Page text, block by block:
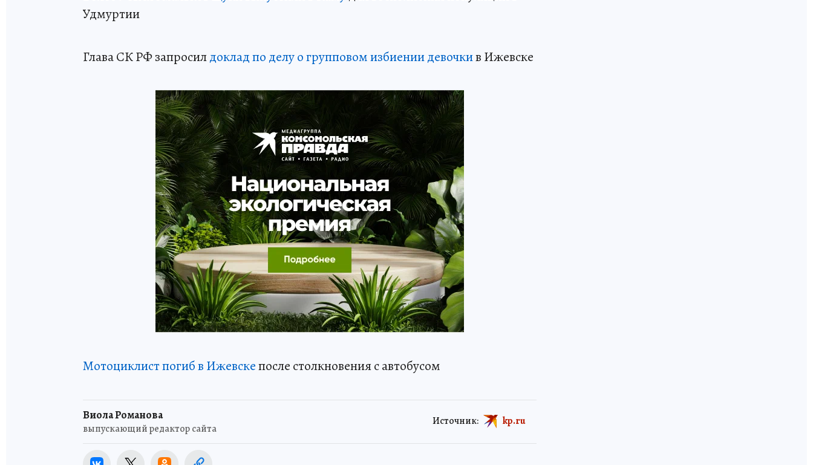
Удмуртии
Глава СК РФ запросилдоклад по делу о групповом избиении девочкив Ижевске
Мотоциклист погиб в Ижевскепосле столкновения с автобусом
Виола Романова
выпускающий редактор сайта
Источник: kp.ru